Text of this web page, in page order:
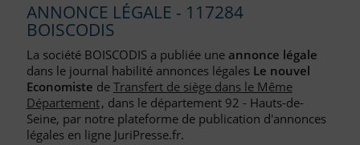
Journaux Habilités (JAL) Annonces Légales
Départements pour la Publication d'Annonces Légales
Liste des Greffes
Liste des CCI
ANNONCE LÉGALE - 117284
BOISCODIS
La société BOISCODIS a publiée une annonce légale
dans le journal habilité annonces légales Le nouvel
Economiste deTransfert de siège dans le Même
Département, dans le département 92 - Hauts-de-
Seine, par notre plateforme de publication d'annonces
légales en ligne JuriPresse.fr.